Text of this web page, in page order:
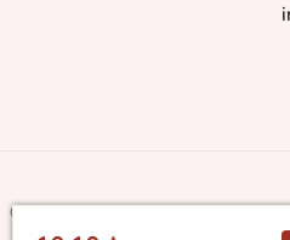
©2018 - 2026 Baku Book Center.